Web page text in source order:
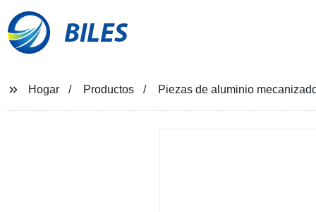
BILES
Hogar Productos Piezas de aluminio